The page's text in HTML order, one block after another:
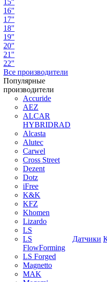
15"
16"
17"
18"
19"
20"
21"
22"
Все производители
Популярные
производители
Accuride
AEZ
ALCAR
HYBRIDRAD
Alcasta
Alutec
Carwel
Cross Street
Dezent
Dotz
iFree
K&K
KFZ
Khomen
Lizardo
LS
LS
FlowForming
LS Forged
Magnetto
MAK
Датчики